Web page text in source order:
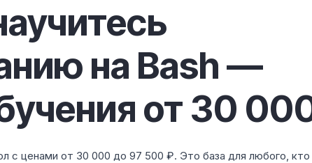
на Bash —
от 30
с ценами от 30 000 до 97 500 ₽. Это база для любого,